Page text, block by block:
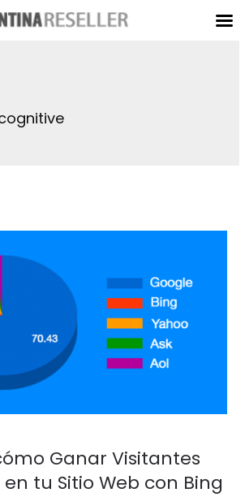
Ganar Visitantes
tu Sitio Web con Bing